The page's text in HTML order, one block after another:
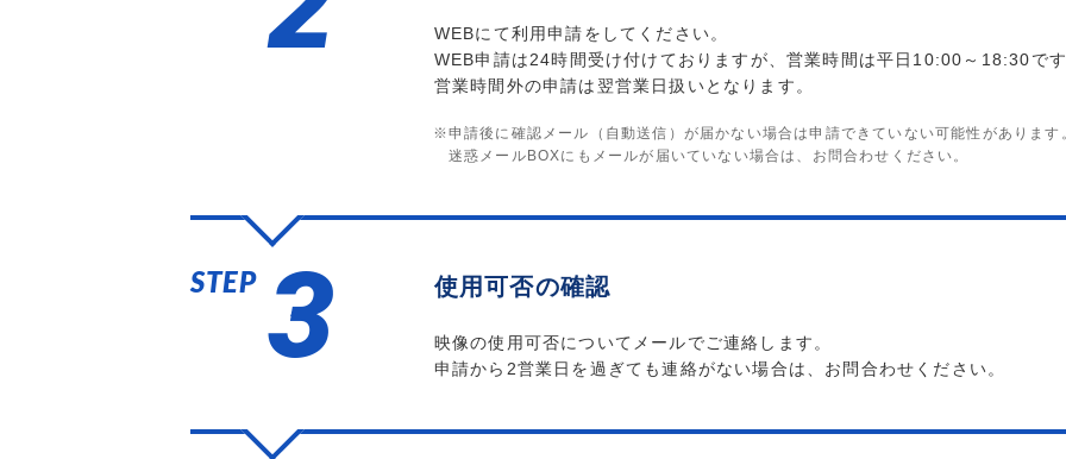
WEBにて利用申請をしてください。
WEB申請は24時間受け付けておりますが、営業時間は平日10:00～18:30です
営業時間外の申請は翌営業日扱いとなります。
※申請後に確認メール（自動送信）が届かない場合は申請できていない可能性があります
迷惑メールBOXにもメールが届いていない場合は、お問合わせください。
STEP 3 使用可否の確認
映像の使用可否についてメールでご連絡します。
申請から2営業日を過ぎても連絡がない場合は、お問合わせください。